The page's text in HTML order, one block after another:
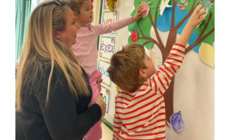
НОВОСТИ
ФОТОГРАФИИ
YOUTUBE
ТЕАТР МИРОВОЙ